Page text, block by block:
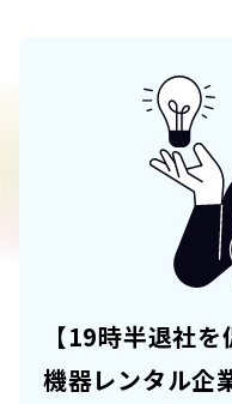
【19時半退社
機器レンタル企